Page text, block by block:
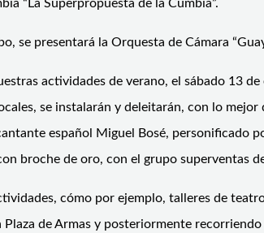
“La Superpropuesta de la Cumbia”.
se presentará la Orquesta de Cámara
actividades de verano, el sábado 13
se instalarán y deleitarán, con lo
español Miguel Bosé, personificado
broche de oro, con el grupo superventas
cómo por ejemplo, talleres de
de Armas y posteriormente